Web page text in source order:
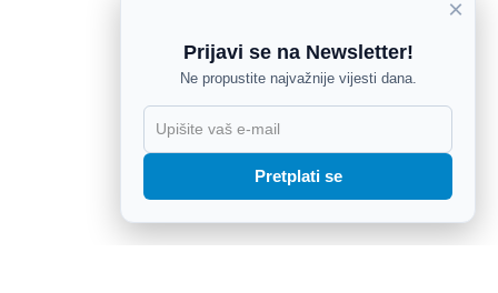
×
Prijavi se na Newsletter!
Ne propustite najvažnije vijesti dana.
Pretplati se